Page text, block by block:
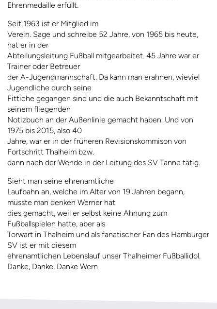
Ehrenmedaille erfüllt.
Seit 1963 ist er Mitglied im
Verein. Sage und schreibe 52 Jahre, von 1965 bis heute,
hat er in der
Abteilungsleitung Fußball mitgearbeitet. 45 Jahre war er
Trainer oder Betreuer
der A-Jugendmannschaft. Da kann man erahnen, wieviel
Jugendliche durch seine
Fittiche gegangen sind und die auch Bekanntschaft mit
seinem fliegenden
Notizbuch an der Außenlinie gemacht haben. Und von
1975 bis 2015, also 40
Jahre, war er in der früheren Revisionskommison von
Fortschritt Thalheim bzw.
dann nach der Wende in der Leitung des SV Tanne tätig.
Sieht man seine ehrenamtliche
Laufbahn an, welche im Alter von 19 Jahren begann,
müsste man denken Werner hat
dies gemacht, weil er selbst keine Ahnung zum
Fußballspielen hatte, aber als
Torwart in Thalheim und als fanatischer Fan des Hamburger
SV ist er mit diesem
ehrenamtlichen Lebenslauf unser Thalheimer Fußballidol.
Danke, Danke, Danke Wern